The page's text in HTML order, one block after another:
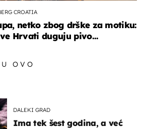
CROATIA
netko zbog drške za motiku:
Hrvati duguju pivo...
OVO
DALEKI GRAD
Ima tek šest godina, a već